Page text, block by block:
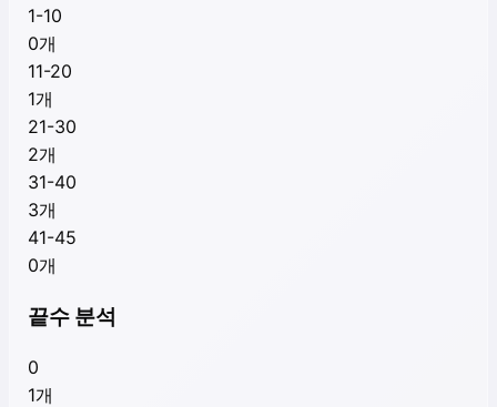
1-10
0개
11-20
1개
21-30
2개
31-40
3개
41-45
0개
끝수 분석
0
1개